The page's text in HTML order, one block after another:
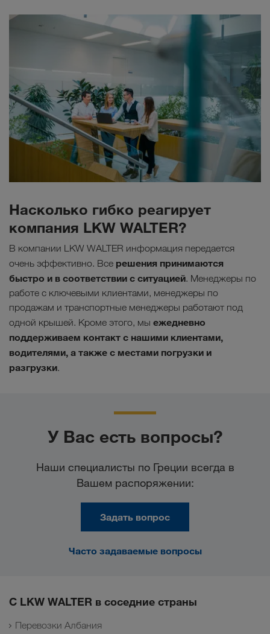
Насколько гибко реагирует
компания LKW WALTER?
В компании LKW WALTER информация передается
очень эффективно. Все решения принимаются
быстро и в соответствии с ситуацией. Менеджеры по
работе с ключевыми клиентами, менеджеры по
продажам и транспортные менеджеры работают под
одной крышей. Кроме этого, мы ежедневно
поддерживаем контакт с нашими клиентами,
водителями, а также с местами погрузки и
разгрузки.
У Вас есть вопросы?
Наши специалисты по Греции всегда в
Вашем распоряжении:
Задать вопрос
Часто задаваемые вопросы
С LKW WALTER в соседние страны
Перевозки Албания